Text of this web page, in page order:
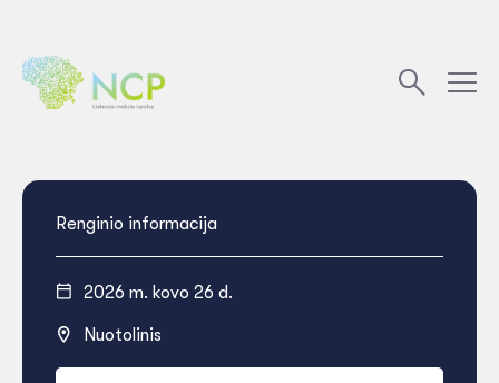
Renginio informacija
2026 m. kovo 26 d.
Nuotolinis